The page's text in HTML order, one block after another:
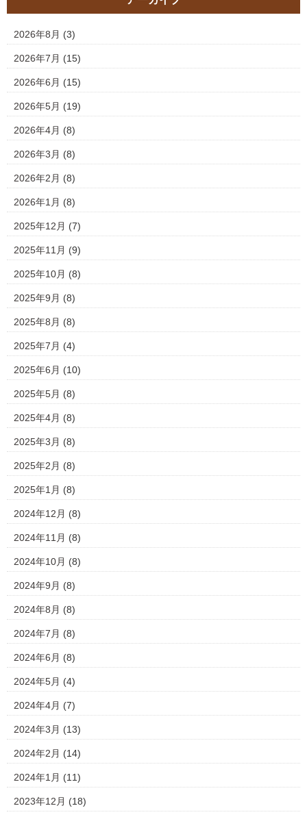
2026年8月 (3)
2026年7月 (15)
2026年6月 (15)
2026年5月 (19)
2026年4月 (8)
2026年3月 (8)
2026年2月 (8)
2026年1月 (8)
2025年12月 (7)
2025年11月 (9)
2025年10月 (8)
2025年9月 (8)
2025年8月 (8)
2025年7月 (4)
2025年6月 (10)
2025年5月 (8)
2025年4月 (8)
2025年3月 (8)
2025年2月 (8)
2025年1月 (8)
2024年12月 (8)
2024年11月 (8)
2024年10月 (8)
2024年9月 (8)
2024年8月 (8)
2024年7月 (8)
2024年6月 (8)
2024年5月 (4)
2024年4月 (7)
2024年3月 (13)
2024年2月 (14)
2024年1月 (11)
2023年12月 (18)